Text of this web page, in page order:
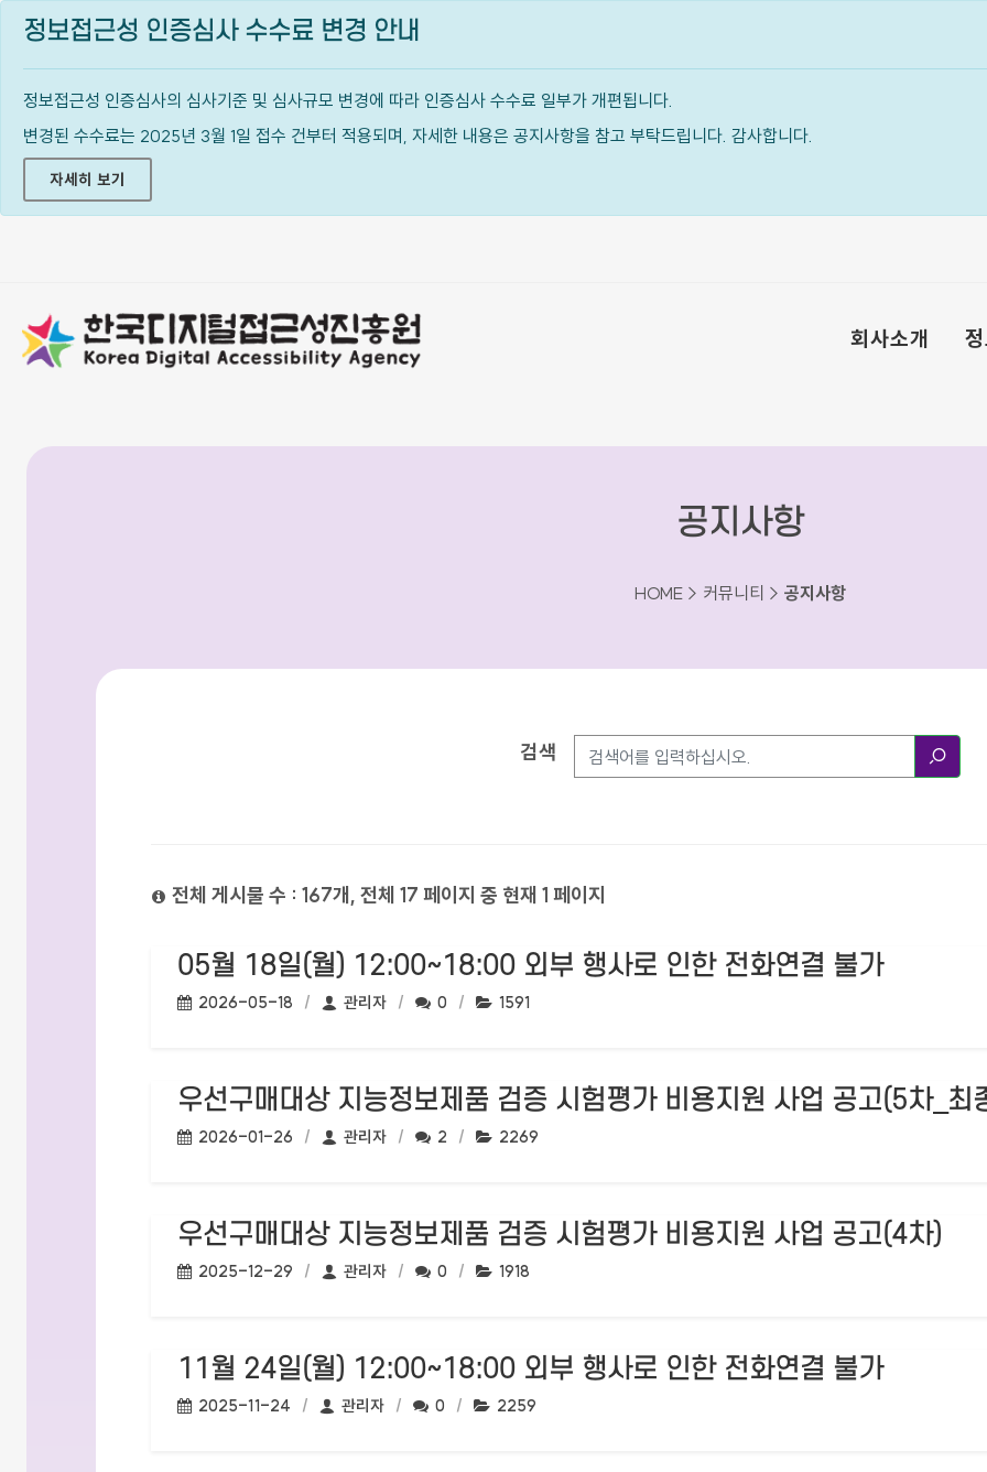
정보접근성 인증심사 수수료 변경 안내
정보접근성 인증심사의 심사기준 및 심사규모 변경에 따라 인증심사 수수료 일부가 개편됩니다.
변경된 수수료는 2025년 3월 1일 접수 건부터 적용되며, 자세한 내용은 공지사항을 참고 부탁드립니다. 감사합니다.
자세히 보기
회사소개
공지사항
HOME > 커뮤니티 > 공지사항
검색
전체 게시물 수 : 167개, 전체 17 페이지 중 현재 1 페이지
05월 18일(월) 12:00~18:00 외부 행사로 인한 전화연결 불가
작성일:
2026-05-18 작성자:
관리자 댓글수:
0 조회수:
1591
우선구매대상 지능정보제품 검증 시험평가 비용지원 사업 공고(5차_최
작성일:
2026-01-26 작성자:
관리자 댓글수:
2 조회수:
2269
우선구매대상 지능정보제품 검증 시험평가 비용지원 사업 공고(4차)
작성일:
2025-12-29 작성자:
관리자 댓글수:
0 조회수:
1918
11월 24일(월) 12:00~18:00 외부 행사로 인한 전화연결 불가
작성일:
2025-11-24 작성자:
관리자 댓글수:
0 조회수:
2259